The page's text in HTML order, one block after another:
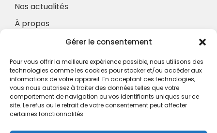
Gérer le consentement
Pour vous offrir la meilleure expérience possible, nous utilisons des
technologies comme les cookies pour stocker et/ou accéder aux
informations de votre appareil. En acceptant ces technologies,
vous nous autorisez à traiter des données telles que votre
comportement de navigation ou vos identifiants uniques sur ce
site. Le refus ou le retrait de votre consentement peut affecter
certaines fonctionnalités.
Nos actualités
À propos
À propos
Hotel à proximité
Politique de confidentialité
CGV